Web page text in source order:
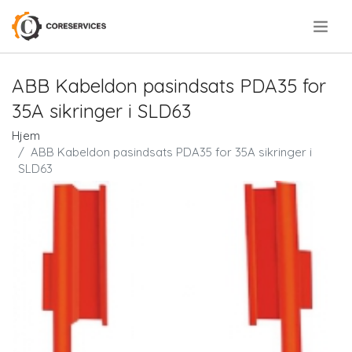
ABB Kabeldon pasindsats PDA35 for
35A sikringer i SLD63
Hjem
ABB Kabeldon pasindsats PDA35 for 35A sikringer i
SLD63